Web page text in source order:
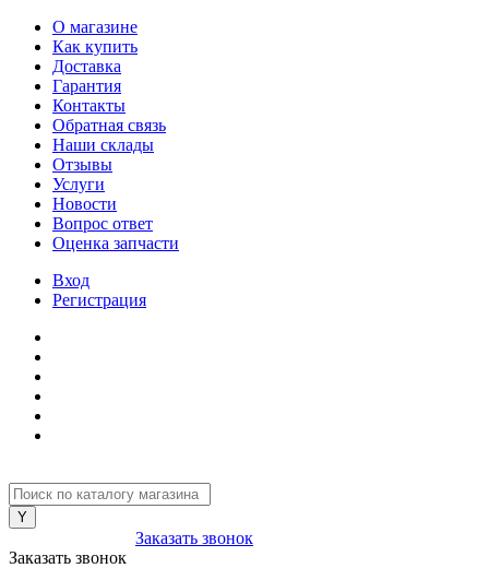
О магазине
Как купить
Доставка
Гарантия
Контакты
Обратная связь
Наши склады
Отзывы
Услуги
Новости
Вопрос ответ
Оценка запчасти
Вход
Регистрация
Заказать звонок
Заказать звонок